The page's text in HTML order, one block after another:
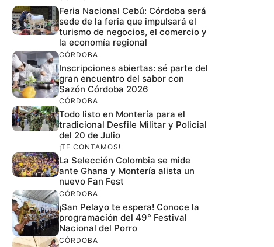
Feria Nacional Cebú: Córdoba será
sede de la feria que impulsará el
turismo de negocios, el comercio y
la economía regional
CÓRDOBA
Inscripciones abiertas: sé parte del
gran encuentro del sabor con
Sazón Córdoba 2026
CÓRDOBA
Todo listo en Montería para el
tradicional Desfile Militar y Policial
del 20 de Julio
¡TE CONTAMOS!
La Selección Colombia se mide
ante Ghana y Montería alista un
nuevo Fan Fest
CÓRDOBA
¡San Pelayo te espera! Conoce la
programación del 49° Festival
Nacional del Porro
CÓRDOBA